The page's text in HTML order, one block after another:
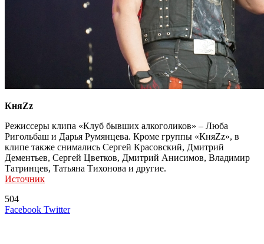
КняZz
Режиссеры клипа «Клуб бывших алкоголиков» – Люба
Ригольбаш и Дарья Румянцева. Кроме группы «КняZz», в
клипе также снимались Сергей Красовский, Дмитрий
Дементьев, Сергей Цветков, Дмитрий Анисимов, Владимир
Татринцев, Татьяна Тихонова и другие.
Источник
504
Facebook TwitterLinkedIn
Tumblr
Reddit
Вконтакте
Одноклассники
Skype
Messenger
Messenger
WhatsApp
Telegram
Viber
Line
Поделиться
Печатать